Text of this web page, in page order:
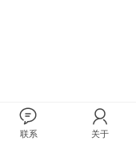
联系 关于